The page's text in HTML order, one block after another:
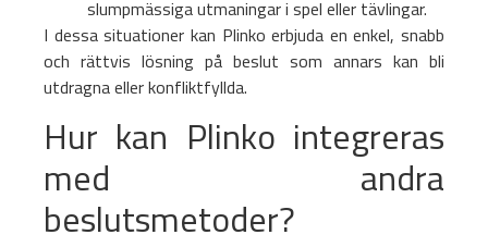
slumpmässiga utmaningar i spel eller tävlingar.
I dessa situationer kan Plinko erbjuda en enkel, snabb
och rättvis lösning på beslut som annars kan bli
utdragna eller konfliktfyllda.
Hur kan Plinko integreras
med andra
beslutsmetoder?